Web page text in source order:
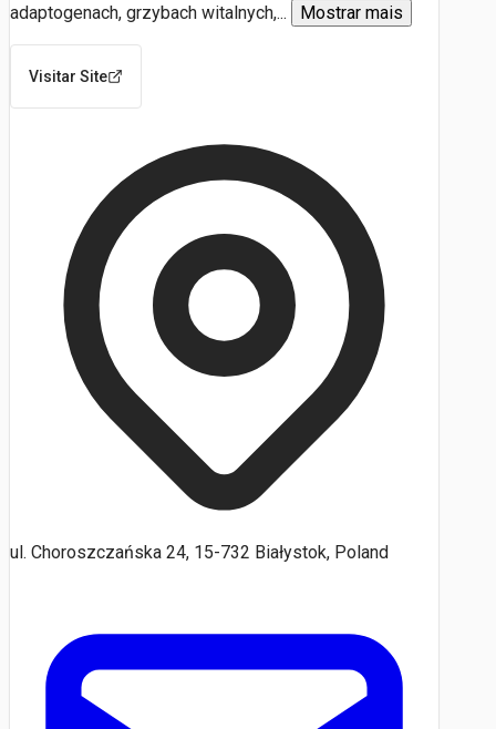
adaptogenach, grzybach witalnych,... Mostrar mais
Visitar Site
ul. Choroszczańska 24, 15-732 Białystok, Poland